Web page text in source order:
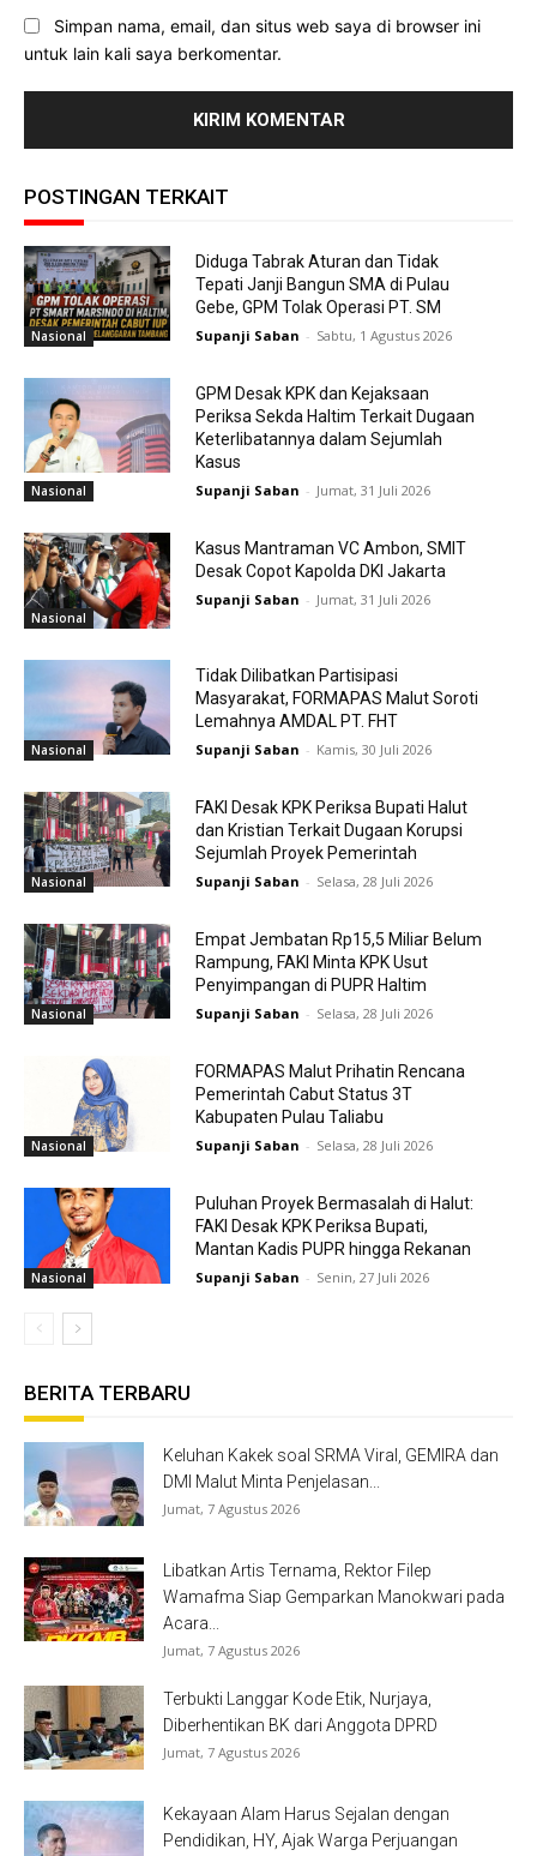
Simpan nama, email, dan situs web saya di browser ini
untuk lain kali saya berkomentar.
POSTINGAN TERKAIT
Nasional
Diduga Tabrak Aturan dan Tidak
Tepati Janji Bangun SMA di Pulau
Gebe, GPM Tolak Operasi PT. SM
Supanji Saban - Sabtu, 1 Agustus 2026
Nasional
GPM Desak KPK dan Kejaksaan
Periksa Sekda Haltim Terkait Dugaan
Keterlibatannya dalam Sejumlah
Kasus
Supanji Saban - Jumat, 31 Juli 2026
Nasional
Kasus Mantraman VC Ambon, SMIT
Desak Copot Kapolda DKI Jakarta
Supanji Saban - Jumat, 31 Juli 2026
Nasional
Tidak Dilibatkan Partisipasi
Masyarakat, FORMAPAS Malut Soroti
Lemahnya AMDAL PT. FHT
Supanji Saban - Kamis, 30 Juli 2026
Nasional
FAKI Desak KPK Periksa Bupati Halut
dan Kristian Terkait Dugaan Korupsi
Sejumlah Proyek Pemerintah
Supanji Saban - Selasa, 28 Juli 2026
Nasional
Empat Jembatan Rp15,5 Miliar Belum
Rampung, FAKI Minta KPK Usut
Penyimpangan di PUPR Haltim
Supanji Saban - Selasa, 28 Juli 2026
Nasional
FORMAPAS Malut Prihatin Rencana
Pemerintah Cabut Status 3T
Kabupaten Pulau Taliabu
Supanji Saban - Selasa, 28 Juli 2026
Nasional
Puluhan Proyek Bermasalah di Halut:
FAKI Desak KPK Periksa Bupati,
Mantan Kadis PUPR hingga Rekanan
Supanji Saban - Senin, 27 Juli 2026
BERITA TERBARU
Keluhan Kakek soal SRMA Viral, GEMIRA dan
DMI Malut Minta Penjelasan...
Jumat, 7 Agustus 2026
Libatkan Artis Ternama, Rektor Filep
Wamafma Siap Gemparkan Manokwari pada
Acara...
Jumat, 7 Agustus 2026
Terbukti Langgar Kode Etik, Nurjaya,
Diberhentikan BK dari Anggota DPRD
Jumat, 7 Agustus 2026
Kekayaan Alam Harus Sejalan dengan
Pendidikan, HY, Ajak Warga Perjuangan